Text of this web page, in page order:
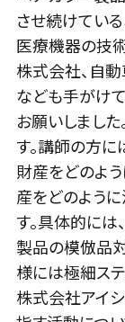
させ続けてい
医療機器の技
株式会社、自
なども手がけ
お願いしまし
す。講師の方
財産をどのよ
産をどのよう
す。具体的に
製品の模倣品
様には極細ス
株式会社アイ